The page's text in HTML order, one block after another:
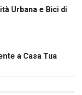
Urbana e Bici di
a Casa Tua